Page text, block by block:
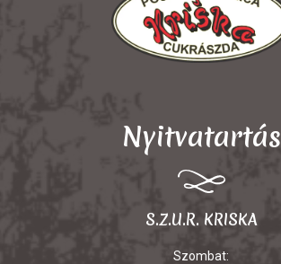
Nyitvatartás
S.Z.U.R. KRISKA
Szombat: